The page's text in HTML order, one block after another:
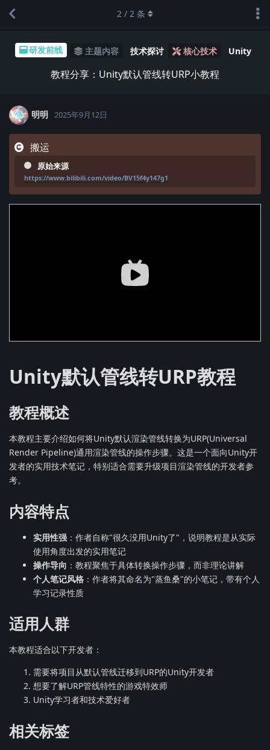
研发前线 主题内容 技术探讨 核心技术 Unity
教程分享：Unity默认管线转URP小教程
2 / 2 条
明明 2025年9月12日
搬运
原始来源
https://www.bilibili.com/video/BV15f4y147g1
Unity默认管线转URP教程
教程概述
本教程主要介绍如何将Unity默认渲染管线转换为URP(Universal
Render Pipeline)通用渲染管线的操作步骤。这是一个面向Unity开
发者的实用技术笔记，特别适合需要升级项目渲染管线的开发者参
考。
内容特点
实用性强 ：作者自称"很久没用Unity了"，说明教程是从实际
使用角度出发的实用笔记
操作导向 ：教程聚焦于具体转换操作步骤，而非理论讲解
个人笔记风格 ：作者将其命名为"蒸鱼桑"的小笔记，带有个人
学习记录性质
适用人群
本教程适合以下开发者：
需要将项目从默认管线迁移到URP的Unity开发者
想要了解URP管线特性的游戏特效师
Unity学习者和技术爱好者
相关标签